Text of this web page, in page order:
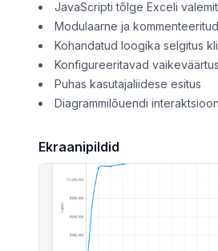
JavaScripti tõlge Exceli
Modulaarne ja
Kohandatud loogika selgitus
Konfigureeritavad
Puhas kasutajaliidese esitus
Diagrammilõuendi
Ekraanipildid